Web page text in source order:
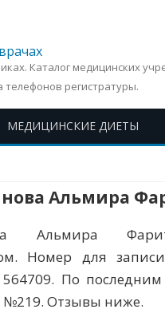
Каталог медицинских
регистратуры.
МЕДИЦИНСКИЕ ДИЕТЫ
Альмира
Альмира
Номер для
По
№219. Отзывы ниже.